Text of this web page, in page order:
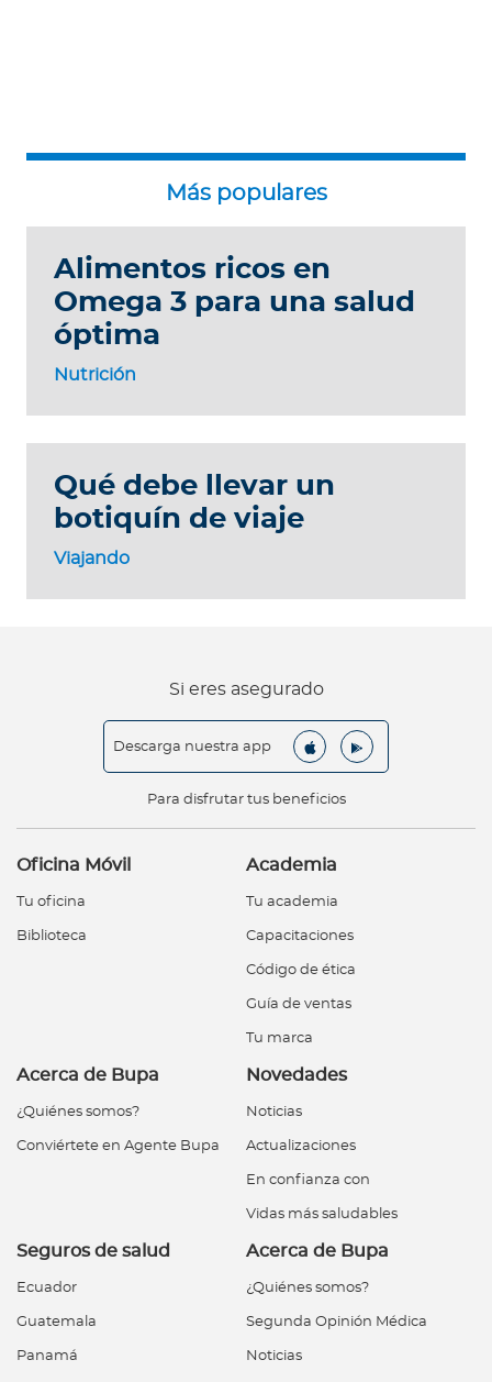
Nutrición
Alimentos ricos en
Omega 3 para una salud
óptima
Viajando
Qué debe llevar un
botiquín de viaje
Si eres asegurado
Descarga nuestra app
Para disfrutar tus beneficios
Oficina Móvil
Tu oficina
Biblioteca
Academia
Tu academia
Capacitaciones
Código de ética
Guía de ventas
Tu marca
Acerca de Bupa
¿Quiénes somos?
Conviértete en Agente Bupa
Novedades
Noticias
Actualizaciones
En confianza con
Vidas más saludables
Seguros de salud
Ecuador
Guatemala
Panamá
Acerca de Bupa
¿Quiénes somos?
Segunda Opinión Médica
Noticias